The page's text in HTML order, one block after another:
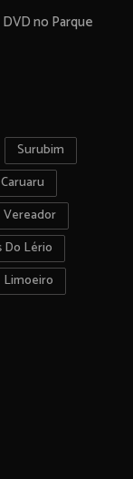
no Parque
Surubim
Caruaru
Vereador
Lério
Limoeiro